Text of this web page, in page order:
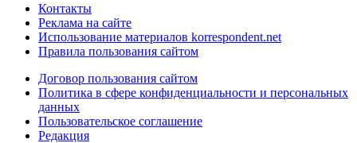
Контакты
Реклама на сайте
Использование материалов korrespondent.net
Правила пользования сайтом
Договор пользования сайтом
Политика в сфере конфиденциальности и персональных
данных
Пользовательское соглашение
Редакция